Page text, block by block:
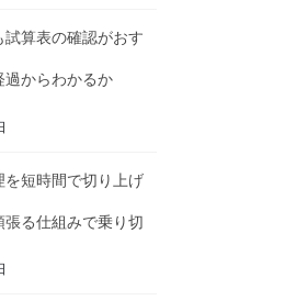
試算表の確認がおす
過からわかるか
を短時間で切り上げ
張る仕組みで乗り切